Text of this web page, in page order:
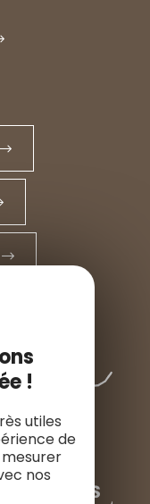
!
utiles
de
nos